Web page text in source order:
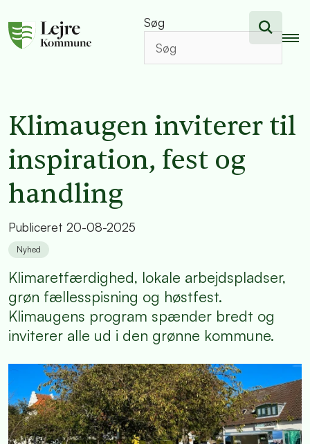
Søg
Klimaugen inviterer til
inspiration, fest og
handling
Publiceret 20-08-2025
Nyhed
Klimaretfærdighed, lokale arbejdspladser,
grøn fællesspisning og høstfest.
Klimaugens program spænder bredt og
inviterer alle ud i den grønne kommune.